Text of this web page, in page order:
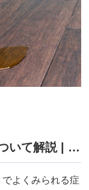
犬と猫の慢性腎臓病（CKD）について解説 | 多尿や体重減少は慢性腎臓病の初期症状かもしれません！ 〜症状編〜
よくみられる症